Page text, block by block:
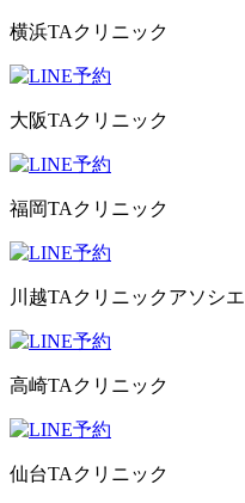
横浜TAクリニック
大阪TAクリニック
福岡TAクリニック
川越TAクリニックアソシエ
高崎TAクリニック
仙台TAクリニック